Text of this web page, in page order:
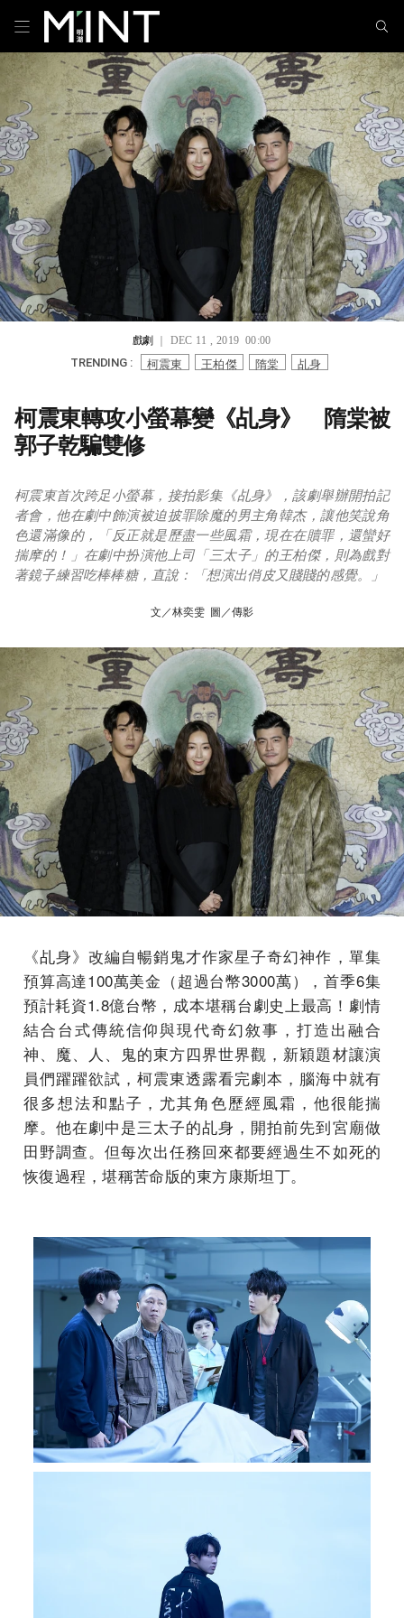
戲劇 ｜ DEC 11 , 2019 00:00
TRENDING : 柯震東 王柏傑 隋棠 乩身
柯震東轉攻小螢幕變《乩身》 隋棠被
郭子乾騙雙修
柯震東首次跨足小螢幕，接拍影集《乩身》，該劇舉辦開拍記
者會，他在劇中飾演被迫披罪除魔的男主角韓杰，讓他笑說角
色還滿像的，「反正就是歷盡一些風霜，現在在贖罪，還蠻好
揣摩的！」在劇中扮演他上司「三太子」的王柏傑，則為戲對
著鏡子練習吃棒棒糖，直說：「想演出俏皮又賤賤的感覺。」
文／林奕雯 圖／傳影
《乩身》改編自暢銷鬼才作家星子奇幻神作，單集
預算高達100萬美金（超過台幣3000萬），首季6集
預計耗資1.8億台幣，成本堪稱台劇史上最高！劇情
結合台式傳統信仰與現代奇幻敘事，打造出融合
神、魔、人、鬼的東方四界世界觀，新穎題材讓演
員們躍躍欲試，柯震東透露看完劇本，腦海中就有
很多想法和點子，尤其角色歷經風霜，他很能揣
摩。他在劇中是三太子的乩身，開拍前先到宮廟做
田野調查。但每次出任務回來都要經過生不如死的
恢復過程，堪稱苦命版的東方康斯坦丁。